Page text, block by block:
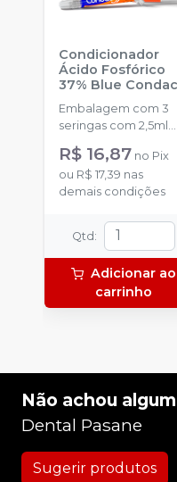
Condicionador
Ácido Fosfórico
37% Blue Condac
FGM
Embalagem com 3
seringas com 2,5ml
cada uma e 3
ponteiras para
aplicação.
R$ 16,87 no Pix
ou R$ 17,39 nas
demais condições
Qtd :
Adicionar ao
carrinho
Não achou
Dental Pasane
Sugerir produtos